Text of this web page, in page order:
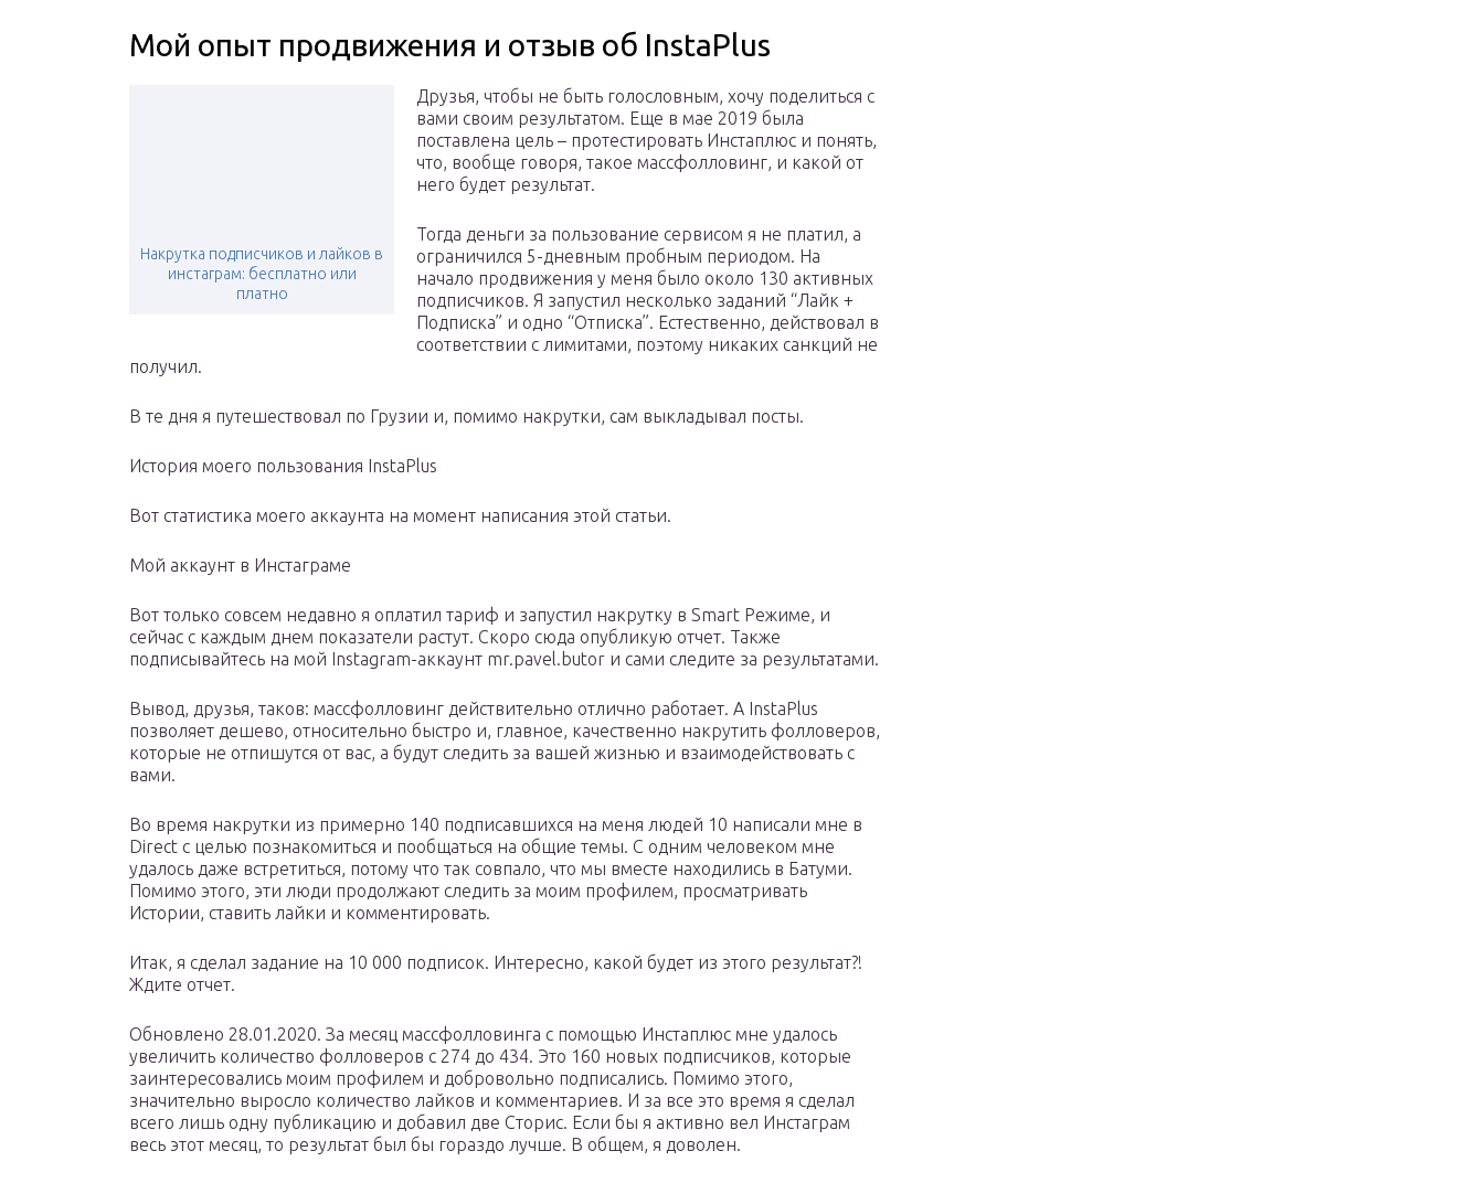
Мой опыт продвижения и отзыв об InstaPlus
Накрутка подписчиков и лайков в
инстаграм: бесплатно или
платно
Друзья, чтобы не быть голословным, хочу поделиться с
вами своим результатом. Еще в мае 2019 была
поставлена цель – протестировать Инстаплюс и понять,
что, вообще говоря, такое массфолловинг, и какой от
него будет результат.
Тогда деньги за пользование сервисом я не платил, а
ограничился 5-дневным пробным периодом. На
начало продвижения у меня было около 130 активных
подписчиков. Я запустил несколько заданий “Лайк +
Подписка” и одно “Отписка”. Естественно, действовал в
соответствии с лимитами, поэтому никаких санкций не
получил.
В те дня я путешествовал по Грузии и, помимо накрутки, сам выкладывал посты.
История моего пользования InstaPlus
Вот статистика моего аккаунта на момент написания этой статьи.
Мой аккаунт в Инстаграме
Вот только совсем недавно я оплатил тариф и запустил накрутку в Smart Режиме, и
сейчас с каждым днем показатели растут. Скоро сюда опубликую отчет. Также
подписывайтесь на мой Instagram-аккаунт mr.pavel.butor и сами следите за результатами.
Вывод, друзья, таков: массфолловинг действительно отлично работает. А InstaPlus
позволяет дешево, относительно быстро и, главное, качественно накрутить фолловеров,
которые не отпишутся от вас, а будут следить за вашей жизнью и взаимодействовать с
вами.
Во время накрутки из примерно 140 подписавшихся на меня людей 10 написали мне в
Direct с целью познакомиться и пообщаться на общие темы. С одним человеком мне
удалось даже встретиться, потому что так совпало, что мы вместе находились в Батуми.
Помимо этого, эти люди продолжают следить за моим профилем, просматривать
Истории, ставить лайки и комментировать.
Итак, я сделал задание на 10 000 подписок. Интересно, какой будет из этого результат?!
Ждите отчет.
Обновлено 28.01.2020. За месяц массфолловинга с помощью Инстаплюс мне удалось
увеличить количество фолловеров с 274 до 434. Это 160 новых подписчиков, которые
заинтересовались моим профилем и добровольно подписались. Помимо этого,
значительно выросло количество лайков и комментариев. И за все это время я сделал
всего лишь одну публикацию и добавил две Сторис. Если бы я активно вел Инстаграм
весь этот месяц, то результат был бы гораздо лучше. В общем, я доволен.